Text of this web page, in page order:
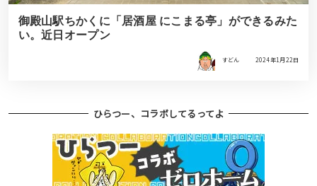
御殿山駅ちかくに「居酒屋 にこまる亭」ができるみた
い。近日オープン
すどん 2024年1月22日
ひらつー、コラボしてるってよ